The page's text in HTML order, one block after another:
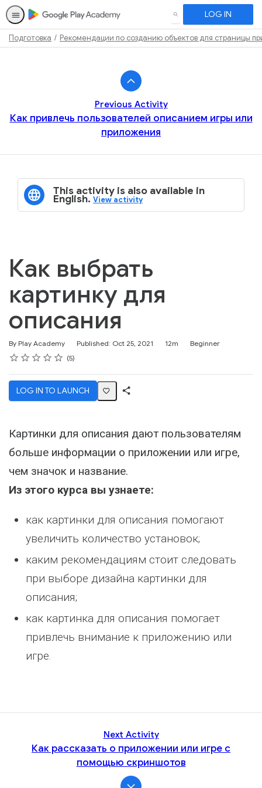
SEARCH LOG IN
Подготовка Рекомендации по созданию объектов для страницы
Previous Activity
Как привлечь пользователей описанием игры или
приложения
This activity is also available in
English.View activity
Как выбрать
картинку для
описания
By Play Academy Published: Oct 25, 2021
Duration 12m
Difficulty
Beginner
Rating
1 star
2 stars
3 stars
4 stars
5 stars
Average rating: 5.0 5
5 reviews
LOG IN TO LAUNCH
Картинки для описания дают пользователям
больше информации о приложении или игре,
чем значок и название.
Из этого курса вы узнаете:
как картинки для описания помогают
увеличить количество установок;
каким рекомендациям стоит следовать
при выборе дизайна картинки для
описания;
как картинка для описания помогает
привлечь внимание к приложению или
игре.
Next Activity
Как рассказать о приложении или игре с
помощью скриншотов